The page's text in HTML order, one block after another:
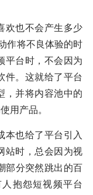
欢也不会产生多少
作将不良体验的时
平台时，不会因为
件。这就给了平台
，并将内容池中的
用产品。
本也给了平台引入
站时，总会因为视
部分突然跳出的百
抱怨短视频平台